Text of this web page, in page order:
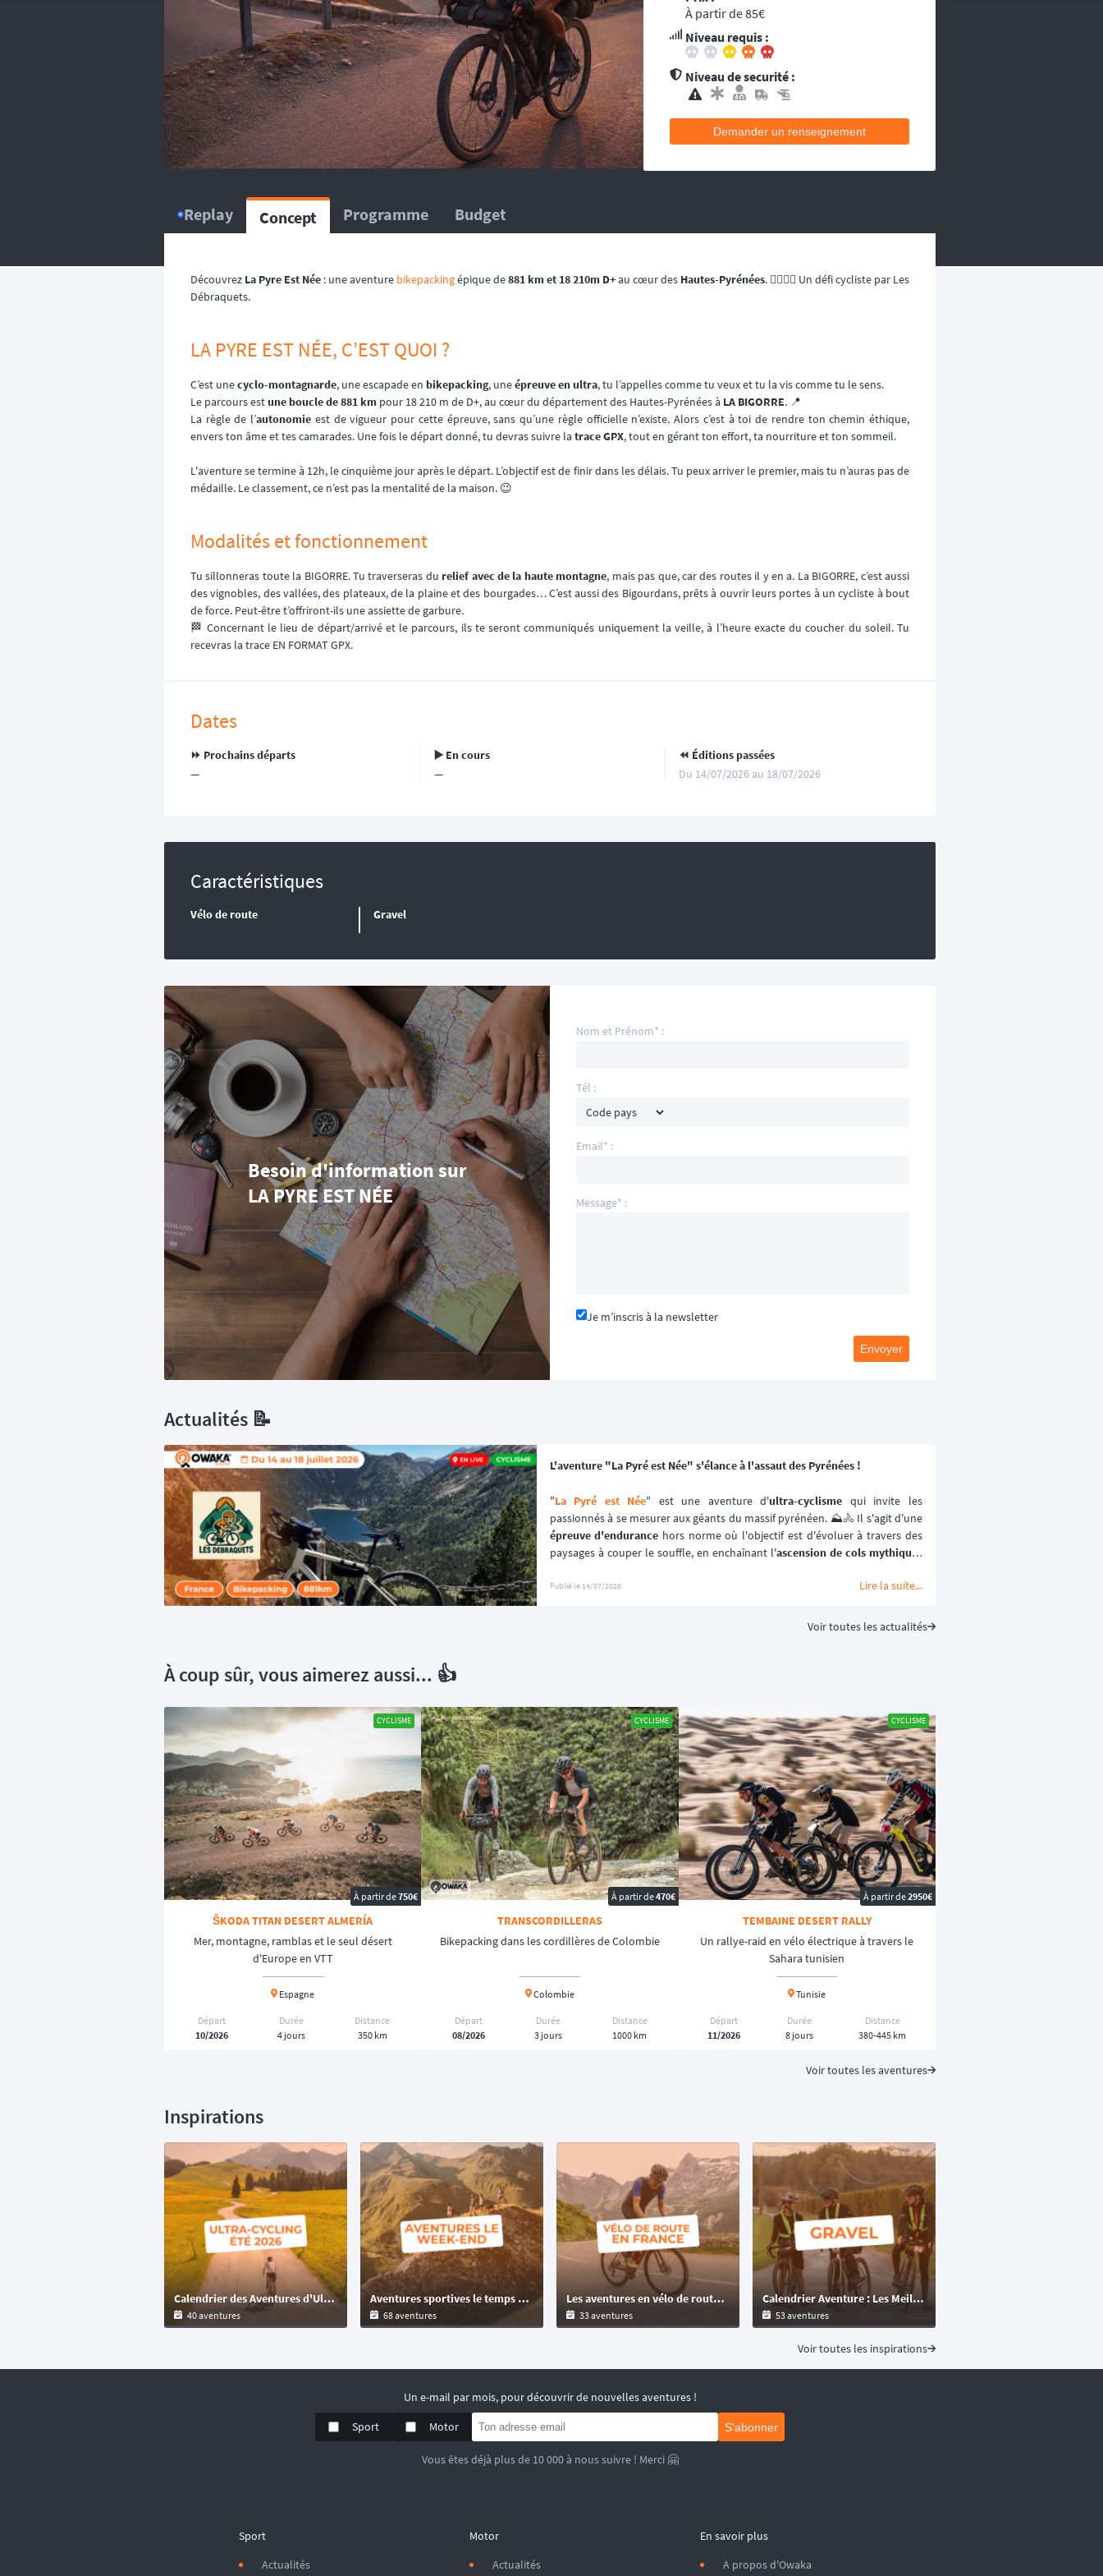
À partir de 85€
Niveau requis :
Niveau de securité :
L’organisation dispose d’au moins une ambulance et/ou véhicule médicalisé à poste ainsi que des médecins et équipes médicales qui se
répartissent sur le circuit, ou suivent la progression de la course.
L’organisation dispose d’hélicoptère(s), d’ambulance, d’équipes médicales à poste ainsi que des médecins et équipes médicales qui se
répartissent sur le circuit, ou suivent la progression de la course.
Demander un renseignement
Replay Concept Programme Budget
Découvrez La Pyre Est Née : une aventure bikepackingépique de881 km et 18 210m D+au cœur des Hautes-Pyrénées. 🚴🏼‍♂️⛰️ Un défi cycliste par Les
Débraquets.
LA PYRE EST NÉE, C’EST QUOI ?
C’est unecyclo-montagnarde, une escapade en bikepacking, uneépreuve en ultra, tu l’appelles comme tu veux et tu la vis comme tu le sens.
Le parcours estune boucle de 881 km pour 18 210 m de D+, au cœur du département des Hautes-Pyrénées à LA BIGORRE. 📍
La règle de l’autonomie est de vigueur pour cette épreuve, sans qu’une règle officielle n’existe. Alors c’est à toi de rendre ton chemin éthique,
envers ton âme et tes camarades. Une fois le départ donné, tu devras suivre la trace GPX, tout en gérant ton effort, ta nourriture et ton sommeil.
L'aventure se termine à 12h, le cinquième jour après le départ. L’objectif est de finir dans les délais. Tu peux arriver le premier, mais tu n’auras pas de
médaille. Le classement, ce n’est pas la mentalité de la maison. 😉
Modalités et fonctionnement
Tu sillonneras toute la BIGORRE. Tu traverseras du relief avec de la haute montagne, mais pas que, car des routes il y en a. La BIGORRE, c’est aussi
des vignobles, des vallées, des plateaux, de la plaine et des bourgades… C’est aussi des Bigourdans, prêts à ouvrir leurs portes à un cycliste à bout
de force. Peut-être t’offriront-ils une assiette de garbure.
🏁 Concernant le lieu de départ/arrivé et le parcours, ils te seront communiqués uniquement la veille, à l’heure exacte du coucher du soleil. Tu
recevras la trace EN FORMAT GPX.
Dates
⏩️ Prochains départs
—
▶️ En cours
—
⏪️ Éditions passées
Du 14/07/2026 au 18/07/2026
Caractéristiques
Vélo de route Gravel
Besoin d'information sur
LA PYRE EST NÉE
Nom et Prénom* :
Tél :
Email* :
Message* :
Je m’inscris à la newsletter
Envoyer
Actualités 📝
L'aventure "La Pyré est Née" s'élance à l'assaut des Pyrénées !
"La Pyré est Née" est une aventure d'ultra-cyclisme qui invite les
épreuve d'endurance hors norme où l'objectif est d'évoluer à travers des
paysages à couper le souffle, en enchaînant l'ascension de cols mythiques
autant physique que mental, où chaque participant doit gérer son
environnement montagnard aussi exigeant que majestueux.
Publié le 14/07/2026 Lire la suite...
Voir toutes les actualités
À coup sûr, vous aimerez aussi... 👍
CYCLISME
À partir de750€
ŠKODA TITAN DESERT ALMERÍA
Mer, montagne, ramblas et le seul désert
d'Europe en VTT
Espagne
Départ
10/2026
Durée
4 jours
Distance
350 km
CYCLISME
À partir de470€
TRANSCORDILLERAS
Bikepacking dans les cordillères de Colombie
Colombie
Départ
08/2026
Durée
3 jours
Distance
1000 km
CYCLISME
À partir de2950€
TEMBAINE DESERT RALLY
Un rallye-raid en vélo électrique à travers le
Sahara tunisien
Tunisie
Départ
11/2026
Durée
8 jours
Distance
380-445 km
Voir toutes les aventures
Inspirations
Calendrier des Aventures d'Ultra-Cyclisme et Bikepacking : Préparez votre Été
40 aventures
Aventures sportives le temps d'un week-end : trail, VTT, gravel
68 aventures
Les aventures en vélo de route en France : bikepacking, autosuffisance et ultra-distance !
33 aventures
Calendrier Aventure : Les Meilleures Épreuves Gravel et Multi-Formats à Découvrir
53 aventures
Voir toutes les inspirations
Un e-mail par mois, pour découvrir de nouvelles aventures !
Sport
Motor S'abonner
Vous êtes déjà plus de 10 000 à nous suivre ! Merci 🤗
Sport
Actualités
Motor
Actualités
En savoir plus
A propos d'Owaka